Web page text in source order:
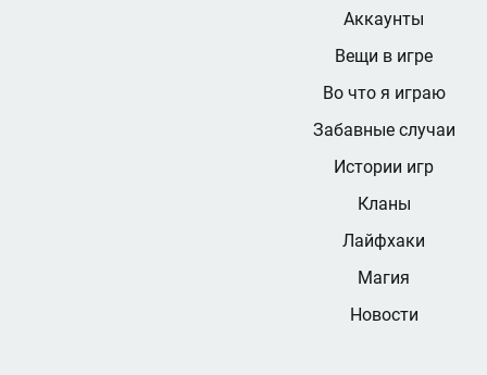
Аккаунты
Вещи в игре
Во что я играю
Забавные случаи
Истории игр
Кланы
Лайфхаки
Магия
Новости